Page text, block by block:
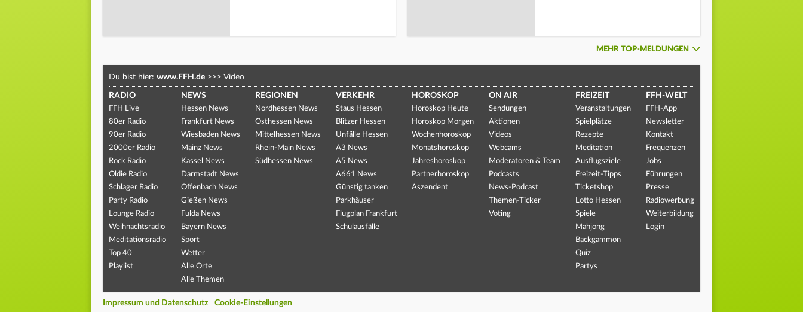
MEHR TOP-MELDUNGEN
Du bist hier: www.FFH.de >>> Video
RADIO
FFH Live
80er Radio
90er Radio
2000er Radio
Rock Radio
Oldie Radio
Schlager Radio
Party Radio
Lounge Radio
Weihnachtsradio
Meditationsradio
Top 40
Playlist
NEWS
Hessen News
Frankfurt News
Wiesbaden News
Mainz News
Kassel News
Darmstadt News
Offenbach News
Gießen News
Fulda News
Bayern News
Sport
Wetter
Alle Orte
Alle Themen
REGIONEN
Nordhessen News
Osthessen News
Mittelhessen News
Rhein-Main News
Südhessen News
VERKEHR
Staus Hessen
Blitzer Hessen
Unfälle Hessen
A3 News
A5 News
A661 News
Günstig tanken
Parkhäuser
Flugplan Frankfurt
Schulausfälle
HOROSKOP
Horoskop Heute
Horoskop Morgen
Wochenhoroskop
Monatshoroskop
Jahreshoroskop
Partnerhoroskop
Aszendent
ON AIR
Sendungen
Aktionen
Videos
Webcams
Moderatoren & Team
Podcasts
News-Podcast
Themen-Ticker
Voting
FREIZEIT
Veranstaltungen
Spielplätze
Rezepte
Meditation
Ausflugsziele
Freizeit-Tipps
Ticketshop
Lotto Hessen
Spiele
Mahjong
Backgammon
Quiz
Partys
FFH-WELT
FFH-App
Newsletter
Kontakt
Frequenzen
Jobs
Führungen
Presse
Radiowerbung
Weiterbildung
Login
Impressum und Datenschutz Cookie-Einstellungen